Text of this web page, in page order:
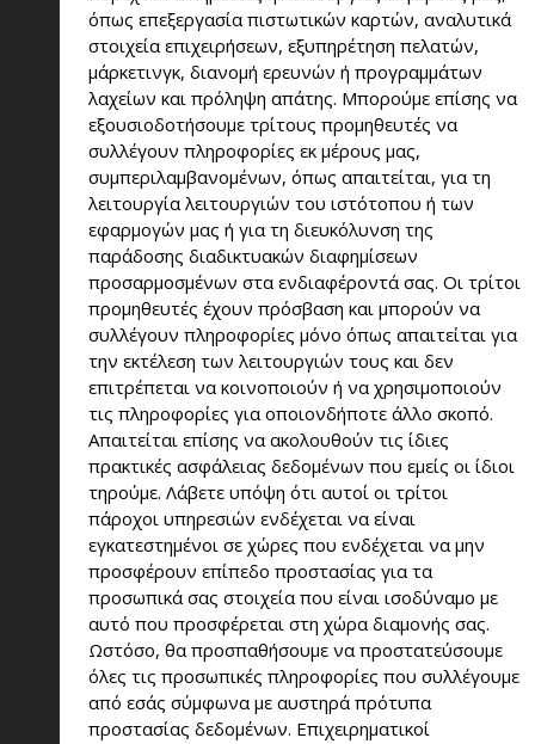
όπως επεξεργασία πιστωτικών καρτών, αναλυτικά
στοιχεία επιχειρήσεων, εξυπηρέτηση πελατών,
μάρκετινγκ, διανομή ερευνών ή προγραμμάτων
λαχείων και πρόληψη απάτης. Μπορούμε επίσης να
εξουσιοδοτήσουμε τρίτους προμηθευτές να
συλλέγουν πληροφορίες εκ μέρους μας,
συμπεριλαμβανομένων, όπως απαιτείται, για τη
λειτουργία λειτουργιών του ιστότοπου ή των
εφαρμογών μας ή για τη διευκόλυνση της
παράδοσης διαδικτυακών διαφημίσεων
προσαρμοσμένων στα ενδιαφέροντά σας. Οι τρίτοι
προμηθευτές έχουν πρόσβαση και μπορούν να
συλλέγουν πληροφορίες μόνο όπως απαιτείται για
την εκτέλεση των λειτουργιών τους και δεν
επιτρέπεται να κοινοποιούν ή να χρησιμοποιούν
τις πληροφορίες για οποιονδήποτε άλλο σκοπό.
Απαιτείται επίσης να ακολουθούν τις ίδιες
πρακτικές ασφάλειας δεδομένων που εμείς οι ίδιοι
τηρούμε. Λάβετε υπόψη ότι αυτοί οι τρίτοι
πάροχοι υπηρεσιών ενδέχεται να είναι
εγκατεστημένοι σε χώρες που ενδέχεται να μην
προσφέρουν επίπεδο προστασίας για τα
προσωπικά σας στοιχεία που είναι ισοδύναμο με
αυτό που προσφέρεται στη χώρα διαμονής σας.
Ωστόσο, θα προσπαθήσουμε να προστατεύσουμε
όλες τις προσωπικές πληροφορίες που συλλέγουμε
από εσάς σύμφωνα με αυστηρά πρότυπα
προστασίας δεδομένων. Επιχειρηματικοί